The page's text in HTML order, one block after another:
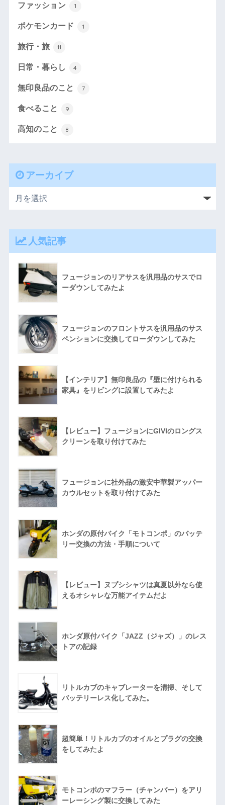
ファッション 1
ポケモンカード 1
旅行・旅 11
日常・暮らし 4
無印良品のこと 7
食べること 9
高知のこと 8
アーカイブ
人気記事
フュージョンのリアサスを汎用品のサスでロ
ーダウンしてみたよ
フュージョンのフロントサスを汎用品のサス
ペンションに交換してローダウンしてみた
【インテリア】無印良品の『壁に付けられる
家具』をリビングに設置してみたよ
【レビュー】フュージョンにGIVIのロングス
クリーンを取り付けてみた
フュージョンに社外品の激安中華製アッパー
カウルセットを取り付けてみた
ホンダの原付バイク「モトコンポ」のバッテ
リー交換の方法・手順について
【レビュー】ヌプシシャツは真夏以外なら使
えるオシャレな万能アイテムだよ
ホンダ原付バイク「JAZZ（ジャズ）」のレス
トアの記録
リトルカブのキャブレーターを清掃、そして
バッテリーレス化してみた。
超簡単！リトルカブのオイルとプラグの交換
をしてみたよ
モトコンポのマフラー（チャンバー）をアリ
ーレーシング製に交換してみた